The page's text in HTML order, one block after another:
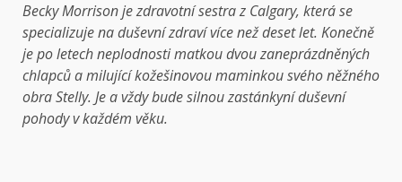
Becky Morrison je zdravotní sestra z Calgary, která se
specializuje na duševní zdraví více než deset let. Konečně
je po letech neplodnosti matkou dvou zaneprázdněných
chlapců a milující kožešinovou maminkou svého něžného
obra Stelly. Je a vždy bude silnou zastánkyní duševní
pohody v každém věku.